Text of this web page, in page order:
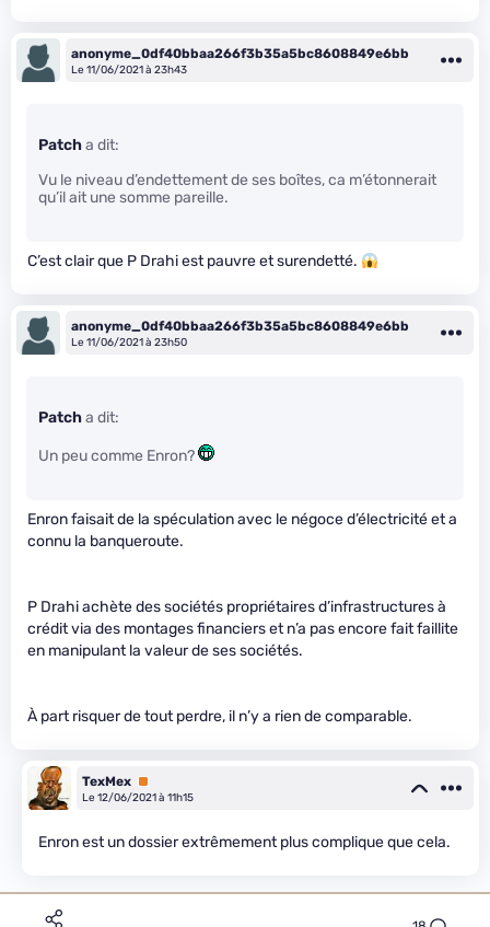
anonyme_0df40bbaa266f3b35a5bc8608849e6bb
Le 11/06/2021 à 23h43
Patcha dit:
Vu le niveau d’endettement de ses boîtes, ca m’étonnerait
qu’il ait une somme pareille.
C’est clair que P Drahi est pauvre et surendetté.
anonyme_0df40bbaa266f3b35a5bc8608849e6bb
Le 11/06/2021 à 23h50
Patcha dit:
Un peu comme Enron?
Enron faisait de la spéculation avec le négoce d’électricité et a
connu la banqueroute.
P Drahi achète des sociétés propriétaires d’infrastructures à
crédit via des montages financiers et n’a pas encore fait faillite
en manipulant la valeur de ses sociétés.
À part risquer de tout perdre, il n’y a rien de comparable.
TexMex Premium
Le 12/06/2021 à 11h15
Enron est un dossier extrêmement plus complique que cela.